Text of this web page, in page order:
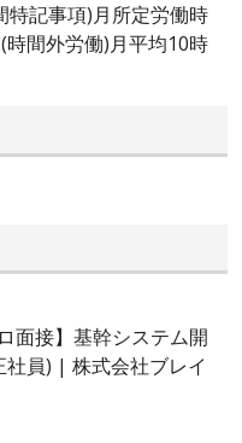
特記事項)月所定労働時
間外労働)月平均10時
面接】基幹システム開
員) | 株式会社ブレイ